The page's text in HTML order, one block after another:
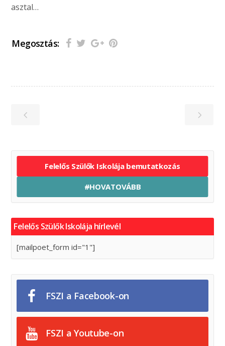
asztal…
Megosztás:
Felelős Szülők Iskolája bemutatkozás
#HOVATOVÁBB
Felelős Szülők Iskolája hírlevél
[mailpoet_form id="1"]
FSZI a Facebook-on
FSZI a Youtube-on